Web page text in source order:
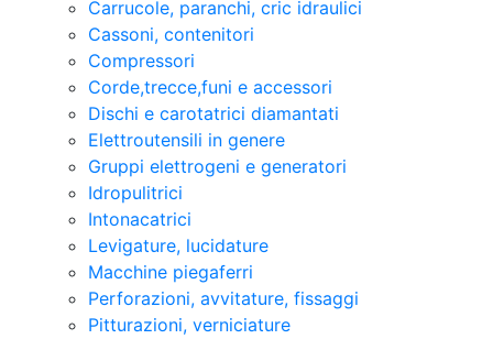
Carrucole, paranchi, cric idraulici
Cassoni, contenitori
Compressori
Corde,trecce,funi e accessori
Dischi e carotatrici diamantati
Elettroutensili in genere
Gruppi elettrogeni e generatori
Idropulitrici
Intonacatrici
Levigature, lucidature
Macchine piegaferri
Perforazioni, avvitature, fissaggi
Pitturazioni, verniciature